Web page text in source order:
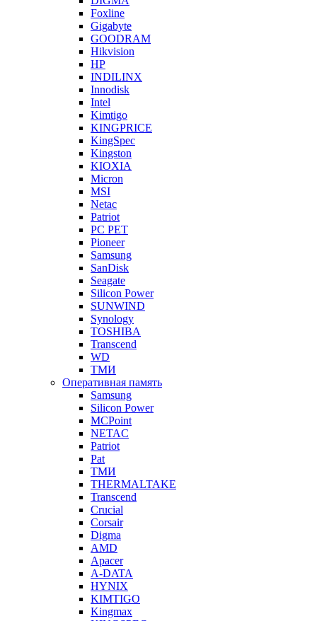
Foxline
Gigabyte
GOODRAM
Hikvision
HP
INDILINX
Innodisk
Intel
Kimtigo
KINGPRICE
KingSpec
Kingston
KIOXIA
Micron
MSI
Netac
Patriot
PC PET
Pioneer
Samsung
SanDisk
Seagate
Silicon Power
SUNWIND
Synology
TOSHIBA
Transcend
WD
ТМИ
Оперативная память
Samsung
Silicon Power
MCPoint
NETAC
Patriot
Pat
ТМИ
THERMALTAKE
Transcend
Crucial
Corsair
Digma
AMD
Apacer
A-DATA
HYNIX
KIMTIGO
Kingmax